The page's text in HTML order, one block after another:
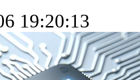
19:20:13